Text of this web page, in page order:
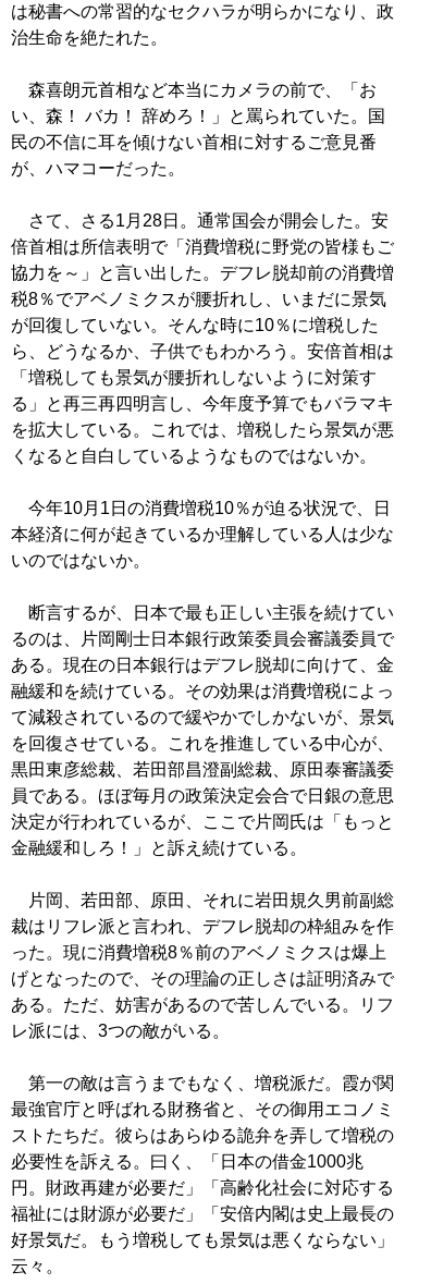
は秘書への常習的なセクハラが明らかになり、政
治生命を絶たれた。
森喜朗元首相など本当にカメラの前で、「お
い、森！ バカ！ 辞めろ！」と罵られていた。国
民の不信に耳を傾けない首相に対するご意見番
が、ハマコーだった。
さて、さる1月28日。通常国会が開会した。安
倍首相は所信表明で「消費増税に野党の皆様もご
協力を～」と言い出した。デフレ脱却前の消費増
税8％でアベノミクスが腰折れし、いまだに景気
が回復していない。そんな時に10％に増税した
ら、どうなるか、子供でもわかろう。安倍首相は
「増税しても景気が腰折れしないように対策す
る」と再三再四明言し、今年度予算でもバラマキ
を拡大している。これでは、増税したら景気が悪
くなると自白しているようなものではないか。
今年10月1日の消費増税10％が迫る状況で、日
本経済に何が起きているか理解している人は少な
いのではないか。
断言するが、日本で最も正しい主張を続けてい
るのは、片岡剛士日本銀行政策委員会審議委員で
ある。現在の日本銀行はデフレ脱却に向けて、金
融緩和を続けている。その効果は消費増税によっ
て減殺されているので緩やかでしかないが、景気
を回復させている。これを推進している中心が、
黒田東彦総裁、若田部昌澄副総裁、原田泰審議委
員である。ほぼ毎月の政策決定会合で日銀の意思
決定が行われているが、ここで片岡氏は「もっと
金融緩和しろ！」と訴え続けている。
片岡、若田部、原田、それに岩田規久男前副総
裁はリフレ派と言われ、デフレ脱却の枠組みを作
った。現に消費増税8％前のアベノミクスは爆上
げとなったので、その理論の正しさは証明済みで
ある。ただ、妨害があるので苦しんでいる。リフ
レ派には、3つの敵がいる。
第一の敵は言うまでもなく、増税派だ。霞が関
最強官庁と呼ばれる財務省と、その御用エコノミ
ストたちだ。彼らはあらゆる詭弁を弄して増税の
必要性を訴える。曰く、「日本の借金1000兆
円。財政再建が必要だ」「高齢化社会に対応する
福祉には財源が必要だ」「安倍内閣は史上最長の
好景気だ。もう増税しても景気は悪くならない」
云々。